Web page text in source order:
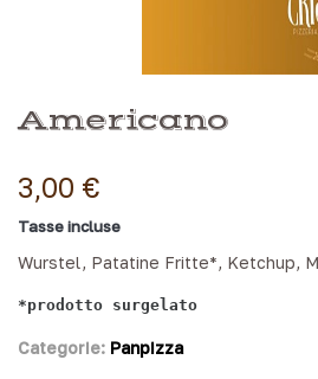
Americano
3,00 €
Tasse incluse
Wurstel, Patatine Fritte*, Ketchup,
*prodotto surgelato
Categorie: Panpizza